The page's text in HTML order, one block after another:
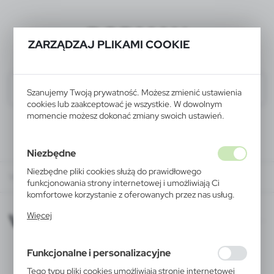
ZARZĄDZAJ PLIKAMI COOKIE
Szanujemy Twoją prywatność. Możesz zmienić ustawienia
cookies lub zaakceptować je wszystkie. W dowolnym
momencie możesz dokonać zmiany swoich ustawień.
Niezbędne
Niezbędne pliki cookies służą do prawidłowego
funkcjonowania strony internetowej i umożliwiają Ci
komfortowe korzystanie z oferowanych przez nas usług.
działania w celu m.in. dostosowania Twoich ustawień
korzystasz, może działać bez zakłóceń.
Więcej
Funkcjonalne i personalizacyjne
Tego typu pliki cookies umożliwiają stronie internetowej
BODMAN
VOYAGER XD 2015-09-14
VOYAGER XD 2015-09-14